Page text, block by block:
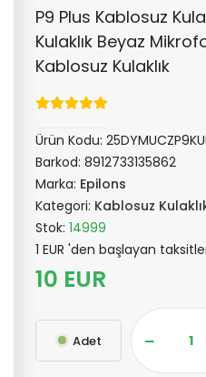
P9 Plus Kablosuz
Kulaklık Beyaz
Kablosuz Kulaklık
Ürün Kodu:
Barkod: 8912733135862
Marka: Epilons
Kategori: Kablosuz
Stok: 14999
1 EUR 'den başlayan
10 EUR
Adet